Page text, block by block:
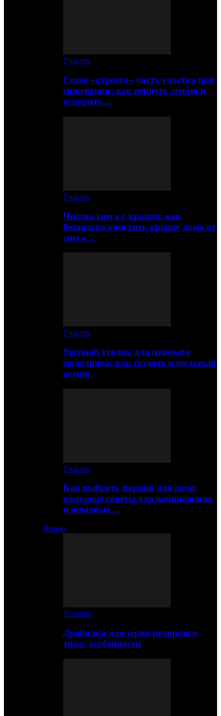
Участок
Сосед «отрезал» часть участка при
межевании: как вернуть землю и
оспорить…
Участок
Чистка снега с крыши: как
безопасно очистить крышу дома от
снега…
Участок
Уютный уголок для птичьего
молодняка: как создать идеальный
домик
Участок
Как выбрать парник для дачи:
полезные советы для начинающих
и опытных…
Ферма
Техника
Дробилка для зерна роторного
типа: особенности